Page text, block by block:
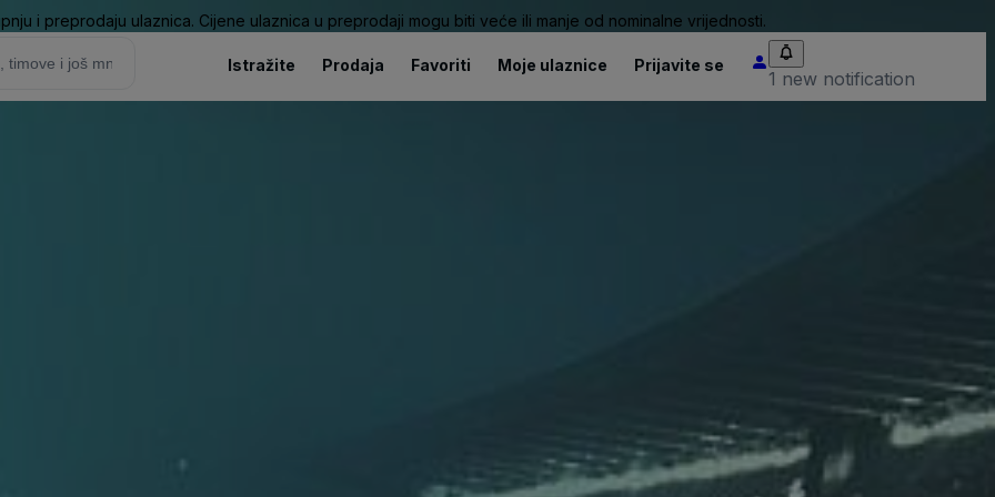
i preprodaju ulaznica. Cijene ulaznica u preprodaji mogu biti veće ili manje od nominalne vrijednosti.
Istražite Prodaja Favoriti Moje ulaznice Prijavite se
1 new notification